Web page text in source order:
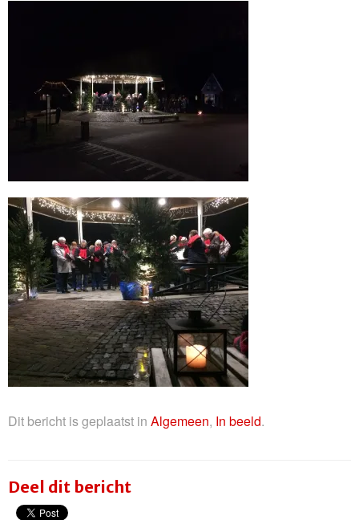
Dit bericht is geplaatst in Algemeen, In beeld.
Deel dit bericht